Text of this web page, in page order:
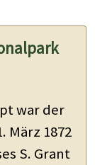
war der
März 1872
S. Grant